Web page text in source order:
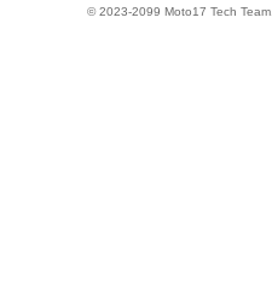
© 2023-2099 Moto17 Tech Team.